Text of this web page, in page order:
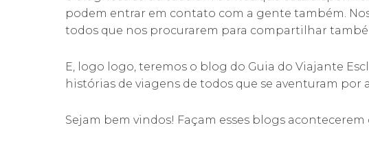
podem entrar em contato com a gente também.
todos que nos procurarem para compartilhar
E, logo logo, teremos o blog do Guia do Viajante
histórias de viagens de todos que se aventuram por
Sejam bem vindos! Façam esses blogs